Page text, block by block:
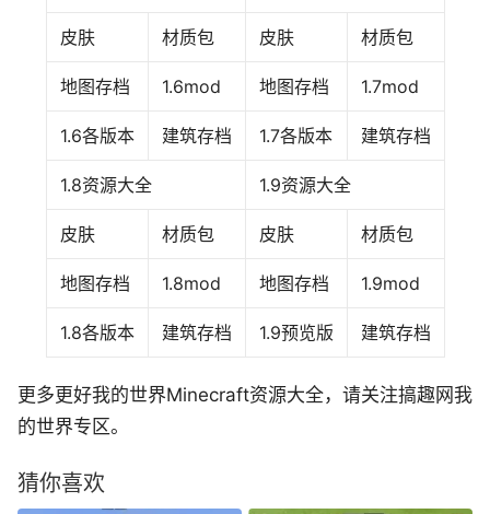
皮肤 材质包 皮肤 材质包
地图存档 1.6mod 地图存档 1.7mod
1.6各版本 建筑存档 1.7各版本 建筑存档
1.8资源大全 1.9资源大全
皮肤 材质包 皮肤 材质包
地图存档 1.8mod 地图存档 1.9mod
1.8各版本 建筑存档 1.9预览版 建筑存档
更多更好我的世界Minecraft资源大全，请关注搞趣网我
的世界专区。
猜你喜欢